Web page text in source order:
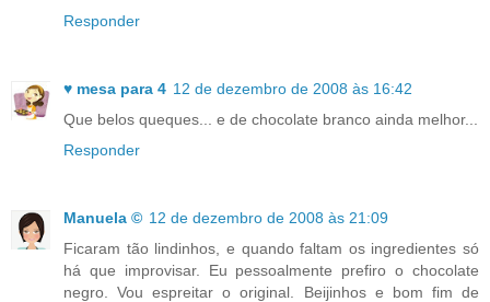
Responder
♥ mesa para 4 12 de dezembro de 2008 às 16:42
Que belos queques... e de chocolate branco ainda melhor...
Responder
Manuela © 12 de dezembro de 2008 às 21:09
Ficaram tão lindinhos, e quando faltam os ingredientes só
há que improvisar. Eu pessoalmente prefiro o chocolate
negro. Vou espreitar o original. Beijinhos e bom fim de